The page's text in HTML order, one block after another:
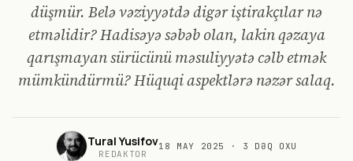
düşmür. Belə vəziyyətdə digər iştirakçılar nə
etməlidir? Hadisəyə səbəb olan, lakin qəzaya
qarışmayan sürücünü məsuliyyətə cəlb etmək
mümkündürmü? Hüquqi aspektlərə nəzər salaq.
Tural Yusifov
REDAKTOR
18 MAY 2025 · 3 DƏQ OXU